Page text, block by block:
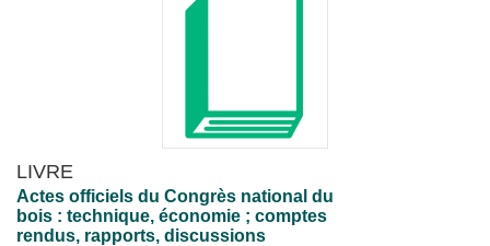
LIVRE
Actes officiels du Congrès national du
bois : technique, économie ; comptes
rendus, rapports, discussions